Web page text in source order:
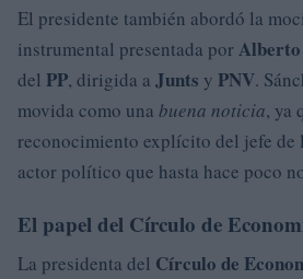
El presidente también abordó la
instrumental presentada porAlberto
del PP, dirigida a Junts y PNV.
movida como una buena noticia, ya
reconocimiento explícito del jefe de
actor político que hasta hace poco
El papel del Círculo de
La presidenta del Círculo de